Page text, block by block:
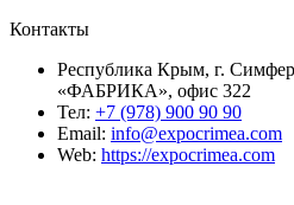
Контакты
Республика Крым, г.
«ФАБРИКА», офис 322
Тел: +7 (978) 900 90 90
Email: info@expocrimea.com
Web: https://expocrimea.com